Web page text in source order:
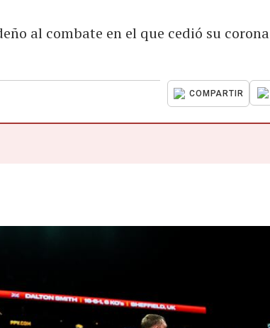
al combate en el que cedió su corona
COMPARTIR